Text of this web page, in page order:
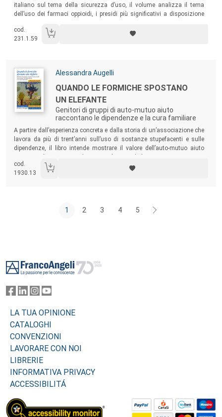
italiano sul tema della sicurezza d’uso, il volume analizza il tema
dell’uso dei farmaci oppioidi, i presidi più significativi a disposizione
dipendenza da eroina e oppiacei in genere.
cod.
231.1.59
Autori:
Alessandra Augelli
Titolo:
QUANDO LE FORMICHE SPOSTANO
UN ELEFANTE
Genitori di gruppi di auto-mutuo aiuto
raccontano le dipendenze e la cura familiare
Sommario:
A partire dall’esperienza concreta e dalla storia di un’associazione che
lavora da più di trent’anni sull’uso di sostanze stupefacenti e sulle
dipendenze, il libro intende mostrare il valore dell’auto-mutuo aiuto
cod.
1930.13
1 2 3 4 5
LA TUA OPINIONE
CATALOGHI
CONVENZIONI
LAVORARE CON NOI
LIBRERIE
INFORMATIVA PRIVACY
ACCESSIBILITÁ